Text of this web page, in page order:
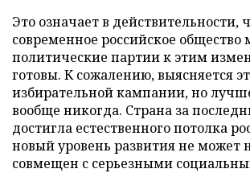
Это означает в действительности,
современное российское общество
политические партии к этим
готовы. К сожалению, выясняется
избирательной кампании, но
вообще никогда. Страна за
достигла естественного потолка
новый уровень развития не может
совмещен с серьезными